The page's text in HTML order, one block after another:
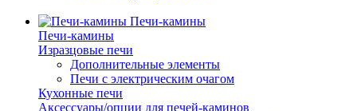
Печи-камины
Печи-камины
Изразцовые печи
Дополнительные элементы
Печи с электрическим очагом
Кухонные печи
Аксессуары/опции для печей-каминов